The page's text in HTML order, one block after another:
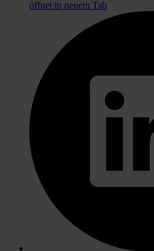
öffnet in neuem Tab